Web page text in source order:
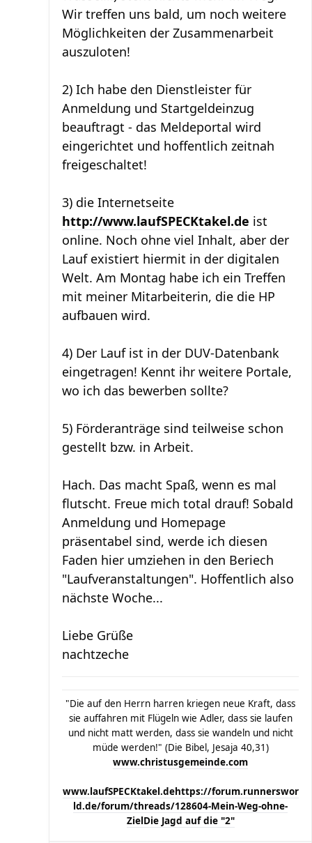
Wir treffen uns bald, um noch weitere
Möglichkeiten der Zusammenarbeit
auszuloten!
2) Ich habe den Dienstleister für
Anmeldung und Startgeldeinzug
beauftragt - das Meldeportal wird
eingerichtet und hoffentlich zeitnah
freigeschaltet!
3) die Internetseite
http://www.laufSPECKtakel.de ist
online. Noch ohne viel Inhalt, aber der
Lauf existiert hiermit in der digitalen
Welt. Am Montag habe ich ein Treffen
mit meiner Mitarbeiterin, die die HP
aufbauen wird.
4) Der Lauf ist in der DUV-Datenbank
eingetragen! Kennt ihr weitere Portale,
wo ich das bewerben sollte?
5) Förderanträge sind teilweise schon
gestellt bzw. in Arbeit.
Hach. Das macht Spaß, wenn es mal
flutscht. Freue mich total drauf! Sobald
Anmeldung und Homepage
präsentabel sind, werde ich diesen
Faden hier umziehen in den Beriech
"Laufveranstaltungen". Hoffentlich also
nächste Woche...
Liebe Grüße
nachtzeche
"Die auf den Herrn harren kriegen neue Kraft, dass
sie auffahren mit Flügeln wie Adler, dass sie laufen
und nicht matt werden, dass sie wandeln und nicht
müde werden!" (Die Bibel, Jesaja 40,31)
www.christusgemeinde.com
www.laufSPECKtakel.dehttps://forum.runnerswor
ld.de/forum/threads/128604-Mein-Weg-ohne-
ZielDie Jagd auf die "2"